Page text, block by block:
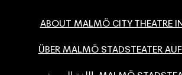
ABOUT MALMÖ CITY THEATRE
ÜBER MALMÖ STADSTEATER